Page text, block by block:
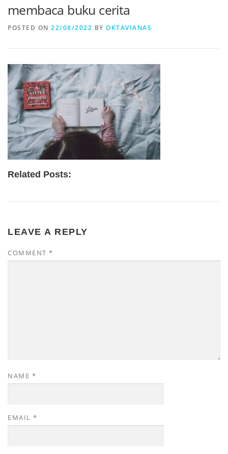
membaca buku cerita
POSTED ON 22/08/2022 BY OKTAVIANAS
Related Posts:
LEAVE A REPLY
COMMENT *
NAME *
EMAIL *